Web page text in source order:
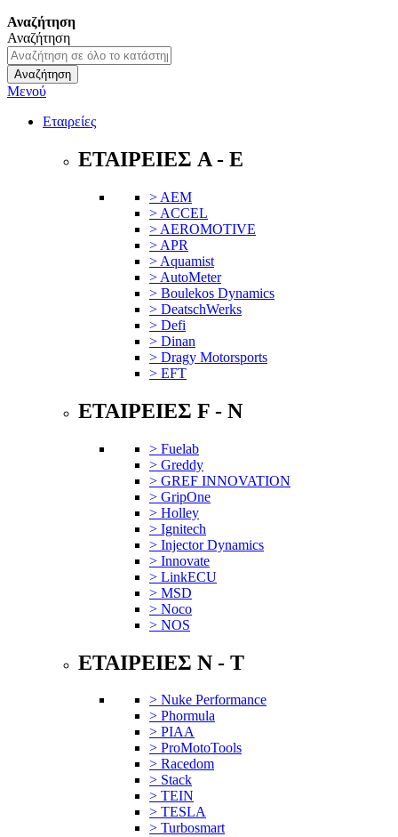
Αναζήτηση
Αναζήτηση
Αναζήτηση
Μενού
Εταιρείες
ΕΤΑΙΡΕΙΕΣ A - E
> AEM
> ACCEL
> AEROMOTIVE
> APR
> Aquamist
> AutoMeter
> Boulekos Dynamics
> DeatschWerks
> Defi
> Dinan
> Dragy Motorsports
> EFT
ΕΤΑΙΡΕΙΕΣ F - N
> Fuelab
> Greddy
> GREF INNOVATION
> GripOne
> Holley
> Ignitech
> Injector Dynamics
> Innovate
> LinkECU
> MSD
> Noco
> NOS
ΕΤΑΙΡΕΙΕΣ N - T
> Nuke Performance
> Phormula
> PIAA
> ProMotoTools
> Racedom
> Stack
> TEIN
> TESLA
> Turbosmart